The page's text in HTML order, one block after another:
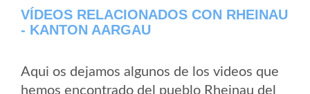
VÍDEOS RELACIONADOS CON RHEINAU
- KANTON AARGAU
Aqui os dejamos algunos de los videos que
hemos encontrado del pueblo Rheinau del